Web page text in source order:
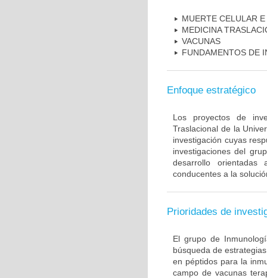
MUERTE CELULAR
MEDICINA
VACUNAS
FUNDAMENTOS DE
Enfoque estratégico
Los proyectos de
Traslacional de la
investigación cuyas
investigaciones del
desarrollo
conducentes a la
Prioridades de
El grupo de
búsqueda de
en péptidos para la
campo de vacunas